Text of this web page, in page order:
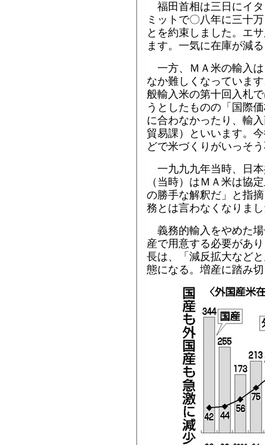
福田首相は三日にイ
ミットで〇八年に三十
とを約束しました。エ
ます。一気に在庫が減
一方、ＭＡ米の輸入
なか難しくなっていま
般輸入米の第十回入札
うとしたものの「国際
に合わなかったり、輸
貿易課）といいます。
どで米づくりがいっそ
一九九九年当時、日
（当時）はＭＡ米は協
の勝手な解釈だ」と指
務とは言わなくなりま
義務的輸入をやめた
産で用意する必要があ
長は、「減反拡大など
態になる。増産に踏み